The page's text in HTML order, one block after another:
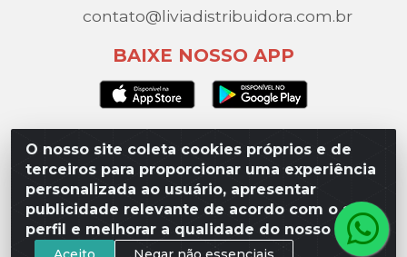
O nosso site coleta cookies próprios e de
terceiros para proporcionar uma experiência
personalizada ao usuário, apresentar
publicidade relevante de acordo com o seu
perfil e melhorar a qualidade do nosso site.
contato@liviadistribuidora.com.br
BAIXE NOSSO APP
Lívia Distribuidora - Av. Percy Gandini, 329 – Vila
Toninho, São José do Rio Preto / SP - CEP 15077-
000 - CNPJ 49.975.923/0003-10